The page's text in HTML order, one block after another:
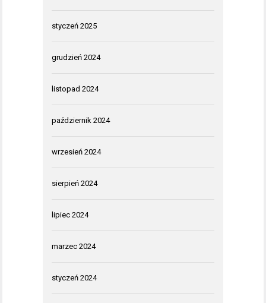
styczeń 2025
grudzień 2024
listopad 2024
październik 2024
wrzesień 2024
sierpień 2024
lipiec 2024
marzec 2024
styczeń 2024